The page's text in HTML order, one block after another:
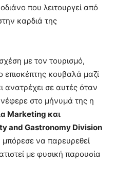
που λειτουργεί από
καρδιά της
με τον τουρισμό,
επισκέπτης κουβαλά μαζί
ανατρέχει σε αυτές όταν
στο μήνυμά της η
Marketing και
and Gastronomy Division
να παρευρεθεί
με φυσική παρουσία